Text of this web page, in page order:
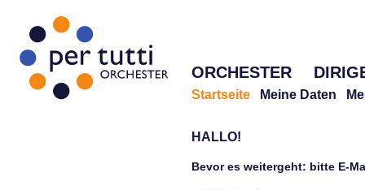
ORCHESTER
Startseite Meine Daten
HALLO!
Bevor es weitergeht: bitte E-